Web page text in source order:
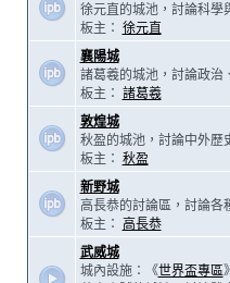
徐元直的城池，討論科學
板主： 徐元直
襄陽城
諸葛羲的城池，討論政治
板主： 諸葛羲
敦煌城
秋盈的城池，討論中外歷
板主： 秋盈
新野城
高長恭的討論區，討論各
板主：
高長恭
武威城
城內設施：《世界盃專區》